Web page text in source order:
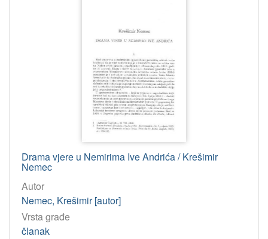
Drama vjere u Nemirima Ive Andrića / Krešimir
Nemec
Autor
Nemec, Krešimir [autor]
Vrsta građe
članak